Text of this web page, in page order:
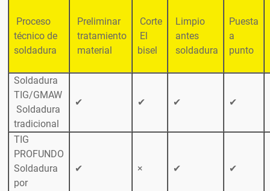
Proceso
técnico de
soldadura
Preliminar
tratamiento
material
Corte
El
bisel
Limpio
antes
soldadura
Puesta
a
punto
Soldadura
TIG/GMAW
Soldadura
tradicional
✔ ✔ ✔ ✔
TIG
PROFUNDO
Soldadura
por
✔ × ✔ ✔